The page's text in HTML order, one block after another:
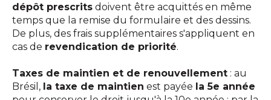
dépôt prescrits doivent être acquittés en même
temps que la remise du formulaire et des dessins.
De plus, des frais supplémentaires s'appliquent en
cas de revendication de priorité.
Taxes de maintien et de renouvellement : au
Brésil, la taxe de maintien est payée la 5e année